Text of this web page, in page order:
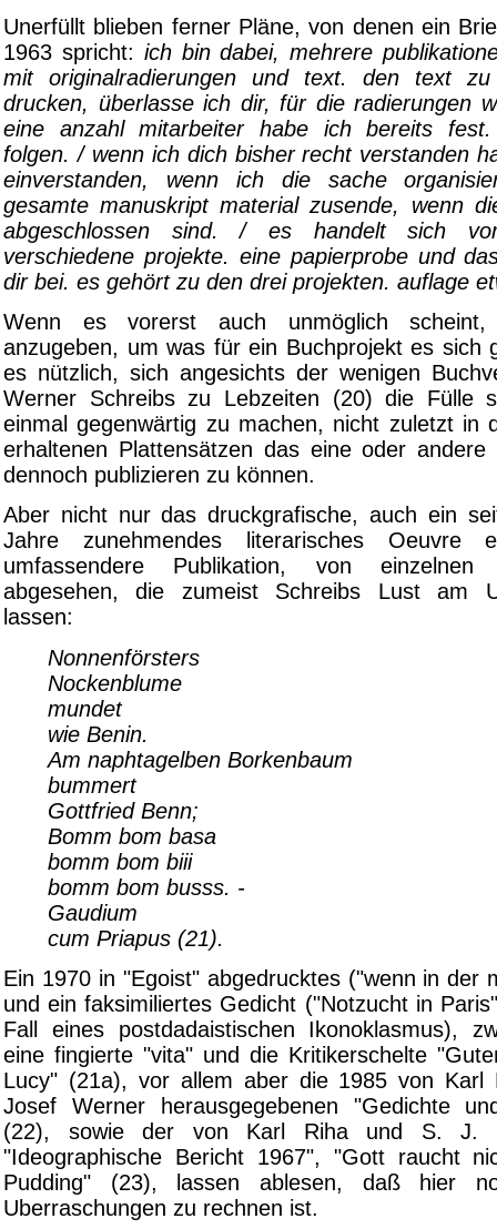
Unerfüllt blieben ferner Pläne, von denen ein
1963 spricht: ich bin dabei, mehrere
mit originalradierungen und text. den text
drucken, überlasse ich dir, für die radierungen
eine anzahl mitarbeiter habe ich bereits
folgen. / wenn ich dich bisher recht verstanden
einverstanden, wenn ich die sache
gesamte manuskript material zusende, wenn
abgeschlossen sind. / es handelt sich
verschiedene projekte. eine papierprobe und
dir bei. es gehört zu den drei projekten. auflage
Wenn es vorerst auch unmöglich
anzugeben, um was für ein Buchprojekt es sich
es nützlich, sich angesichts der wenigen
Werner Schreibs zu Lebzeiten (20) die Fülle
einmal gegenwärtig zu machen, nicht zuletzt in
erhaltenen Plattensätzen das eine oder andere
dennoch publizieren zu können.
Aber nicht nur das druckgrafische, auch ein
Jahre zunehmendes literarisches Oeuvre
umfassendere Publikation, von einzelnen
abgesehen, die zumeist Schreibs Lust am
lassen:
Nonnenförsters
Nockenblume
mundet
wie Benin.
Am naphtagelben Borkenbaum
bummert
Gottfried Benn;
Bomm bom basa
bomm bom biii
bomm bom busss. -
Gaudium
cum Priapus (21).
Ein 1970 in "Egoist" abgedrucktes ("wenn in der
und ein faksimiliertes Gedicht ("Notzucht in
Fall eines postdadaistischen Ikonoklasmus),
eine fingierte "vita" und die Kritikerschelte
Lucy" (21a), vor allem aber die 1985 von Karl
Josef Werner herausgegebenen "Gedichte
(22), sowie der von Karl Riha und S. J.
"Ideographische Bericht 1967", "Gott raucht
Pudding" (23), lassen ablesen, daß hier
Uberraschungen zu rechnen ist.